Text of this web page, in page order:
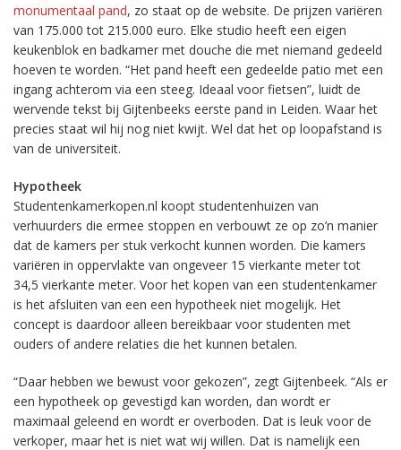
monumentaal pand, zo staat op de website. De prijzen variëren
van 175.000 tot 215.000 euro. Elke studio heeft een eigen
keukenblok en badkamer met douche die met niemand gedeeld
hoeven te worden. “Het pand heeft een gedeelde patio met een
ingang achterom via een steeg. Ideaal voor fietsen”, luidt de
wervende tekst bij Gijtenbeeks eerste pand in Leiden. Waar het
precies staat wil hij nog niet kwijt. Wel dat het op loopafstand is
van de universiteit.
Hypotheek
Studentenkamerkopen.nl koopt studentenhuizen van
verhuurders die ermee stoppen en verbouwt ze op zo’n manier
dat de kamers per stuk verkocht kunnen worden. Die kamers
variëren in oppervlakte van ongeveer 15 vierkante meter tot
34,5 vierkante meter. Voor het kopen van een studentenkamer
is het afsluiten van een een hypotheek niet mogelijk. Het
concept is daardoor alleen bereikbaar voor studenten met
ouders of andere relaties die het kunnen betalen.
“Daar hebben we bewust voor gekozen”, zegt Gijtenbeek. “Als er
een hypotheek op gevestigd kan worden, dan wordt er
maximaal geleend en wordt er overboden. Dat is leuk voor de
verkoper, maar het is niet wat wij willen. Dat is namelijk een